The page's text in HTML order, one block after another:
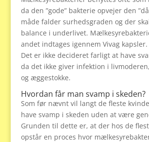
da den ”gode” bakterie opvejer den
måde falder surhedsgraden og der
balance i underlivet.
andet indtages igennem Vivag kapsler.
Det er ikke decideret farligt at have
da det ikke giver infektion i
og æggestokke.
Hvordan får man svamp i skeden?
Som før nævnt vil langt de fleste
have svamp i skeden uden at være
Grunden til dette er, at der hos de
opstår en proces hvor